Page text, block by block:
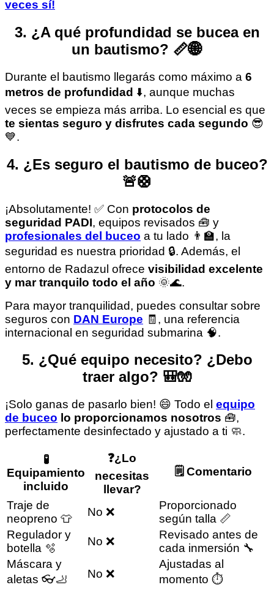
veces sí!
3. ¿A qué profundidad se bucea en
un bautismo? 📏🌐
Durante el bautismo llegarás como máximo a 6
metros de profundidad ⬇️, aunque muchas
veces se empieza más arriba. Lo esencial es que
te sientas seguro y disfrutes cada segundo 😎
💙.
4. ¿Es seguro el bautismo de buceo?
🚨🛟
¡Absolutamente! ✅ Con protocolos de
seguridad PADI, equipos revisados 🧰 y
profesionales del buceo a tu lado 👨‍🏫, la
seguridad es nuestra prioridad 🔒. Además, el
entorno de Radazul ofrece visibilidad excelente
y mar tranquilo todo el año 🌞🌊.
Para mayor tranquilidad, puedes consultar sobre
seguros con DAN Europe 🧾, una referencia
internacional en seguridad submarina 🧠.
5. ¿Qué equipo necesito? ¿Debo
traer algo? 🎒🧤
¡Solo ganas de pasarlo bien! 😄 Todo el equipo
de buceo lo proporcionamos nosotros 🧰,
perfectamente desinfectado y ajustado a ti 🧼.
🧪
Equipamiento
incluido
❓¿Lo
necesitas
llevar?
🗒️ Comentario
Traje de
neopreno 👕
No ❌
Proporcionado
según talla 📏
Regulador y
botella 🫧
No ❌
Revisado antes de
cada inmersión 🔧
Máscara y
aletas 👓🦶
No ❌
Ajustadas al
momento ⏱️